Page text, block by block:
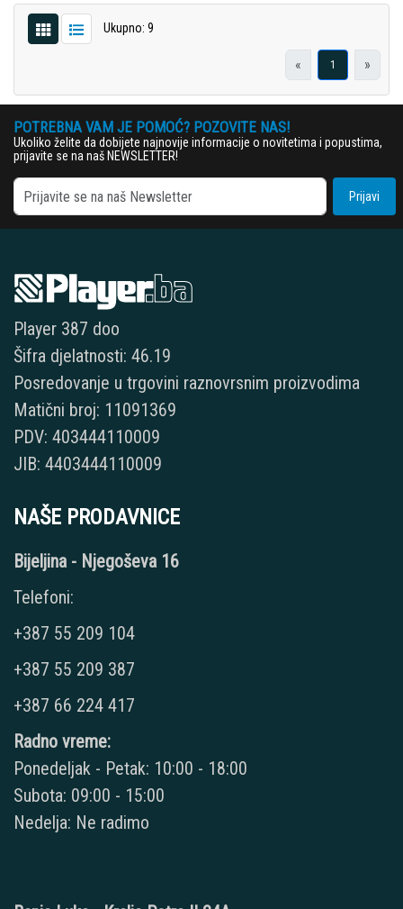
Ukupno: 9
« 1 »
POTREBNA VAM JE POMOĆ? POZOVITE NAS!
Ukoliko želite da dobijete najnovije informacije o novitetima i popustima,
prijavite se na naš NEWSLETTER!
Prijavi
Player 387 doo
Šifra djelatnosti: 46.19
Posredovanje u trgovini raznovrsnim proizvodima
Matični broj: 11091369
PDV: 403444110009
JIB: 4403444110009
NAŠE PRODAVNICE
Bijeljina - Njegoševa 16
Telefoni:
+387 55 209 104
+387 55 209 387
+387 66 224 417
Radno vreme:
Ponedeljak - Petak: 10:00 - 18:00
Subota: 09:00 - 15:00
Nedelja: Ne radimo